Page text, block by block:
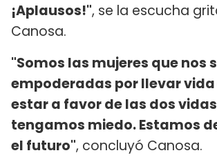
¡Aplausos!", se la escucha
Canosa.
"Somos las mujeres que nos
empoderadas por llevar
estar a favor de las dos
tengamos miedo. Estamos
el futuro", concluyó Canosa.